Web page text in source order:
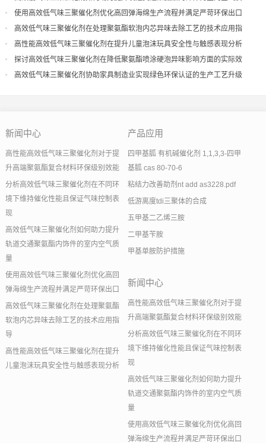
量
使用高效低气味三聚催化剂优化高回弹海绵生产流程并满足严苛环保出口
高效低气味三聚催化剂在处理聚氨酯软泡内芯异味去除工艺的技术应用指
导
高性能高效低气味三聚催化剂在提升儿童泡沫玩具安全性与触感表现分析
探讨高效低气味三聚催化剂在降低聚氨酯喷涂硬泡异味影响方面的实际效
果
高效低气味三聚催化剂协助家具制造业实现绿色环保认证的生产工艺升级
新闻中心
高性能高效低气味三聚催化剂对于提
升高端聚氨酯复合材料环保级别效能
分析高效低气味三聚催化剂在不同环
境下维持催化性能且保证气味控制表
现
高效低气味三聚催化剂如何助力提升
轨道交通聚氨酯内饰件的室内空气质
量
使用高效低气味三聚催化剂优化高回
弹海绵生产流程并满足严苛环保出口
高效低气味三聚催化剂在处理聚氨酯
软泡内芯异味去除工艺的技术应用指
导
高性能高效低气味三聚催化剂在提升
儿童泡沫玩具安全性与触感表现分析
产品应用
四甲基胍 有机碱催化剂 1,1,3,3-四甲
基胍 cas 80-70-6
粘结力改善助剂nt add as3228.pdf
低游离度tdi三聚体的合成
五甲基二乙烯三胺
二甲基苄胺
甲基单胺防护措施
新闻中心
高性能高效低气味三聚催化剂对于提
升高端聚氨酯复合材料环保级别效能
分析高效低气味三聚催化剂在不同环
境下维持催化性能且保证气味控制表
现
高效低气味三聚催化剂如何助力提升
轨道交通聚氨酯内饰件的室内空气质
量
使用高效低气味三聚催化剂优化高回
弹海绵生产流程并满足严苛环保出口